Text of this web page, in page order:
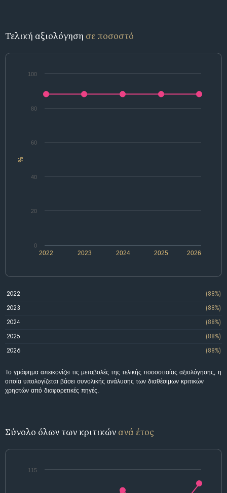
Τελική αξιολόγηση σε ποσοστό
%
2022 2024 2026
2023 2025
0
20
40
60
80
100
2022
(88%)
2023
(88%)
2024
(88%)
2025
(88%)
2026
(88%)
Το γράφημα απεικονίζει τις μεταβολές της τελικής ποσοστιαίας αξιολόγησης, η
οποία υπολογίζεται βάσει συνολικής ανάλυσης των διαθέσιμων κριτικών
χρηστών από διαφορετικές πηγές.
Σύνολο όλων των κριτικών ανά έτος
115